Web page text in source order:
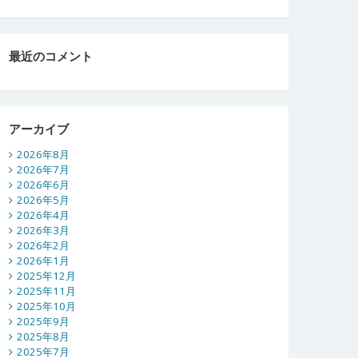
最近のコメント
アーカイブ
2026年8月
2026年7月
2026年6月
2026年5月
2026年4月
2026年3月
2026年2月
2026年1月
2025年12月
2025年11月
2025年10月
2025年9月
2025年8月
2025年7月